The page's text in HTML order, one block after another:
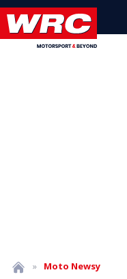
» Moto Newsy